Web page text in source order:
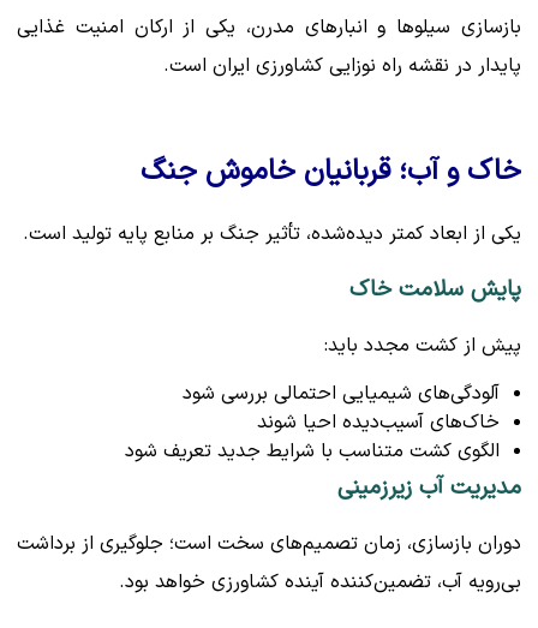
بازسازی سیلوها و انبارهای مدرن، یکی از ارکان امنیت غذایی
پایدار در نقشه راه نوزایی کشاورزی ایران است.
خاک و آب؛ قربانیان خاموش جنگ
یکی از ابعاد کمتر دیده‌شده، تأثیر جنگ بر منابع پایه تولید است.
پایش سلامت خاک
پیش از کشت مجدد باید:
آلودگی‌های شیمیایی احتمالی بررسی شود
خاک‌های آسیب‌دیده احیا شوند
الگوی کشت متناسب با شرایط جدید تعریف شود
مدیریت آب زیرزمینی
دوران بازسازی، زمان تصمیم‌های سخت است؛ جلوگیری از برداشت
بی‌رویه آب، تضمین‌کننده آینده کشاورزی خواهد بود.